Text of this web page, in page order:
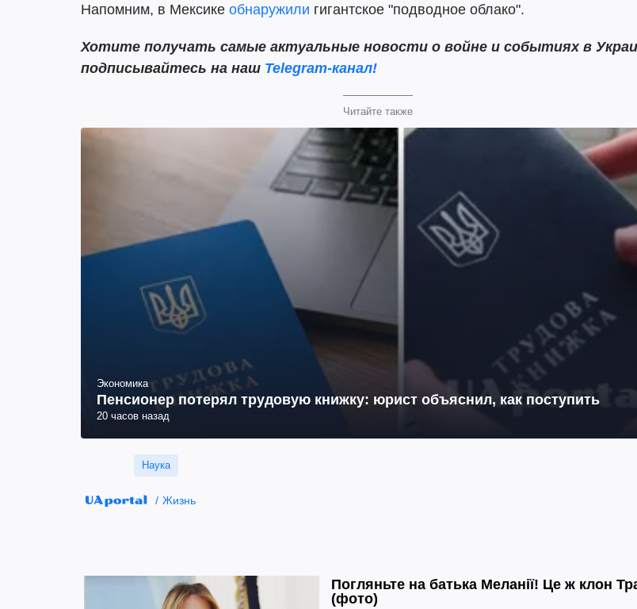
Напомним, в Мексике обнаружили гигантское "подводное облако".
Хотите получать самые актуальные новости о войне и событиях в
подписывайтесь на наш Telegram-канал!
Читайте также
Экономика
Пенсионер потерял трудовую книжку: юрист объяснил, как поступить
20 часов назад
Наука
Жизнь